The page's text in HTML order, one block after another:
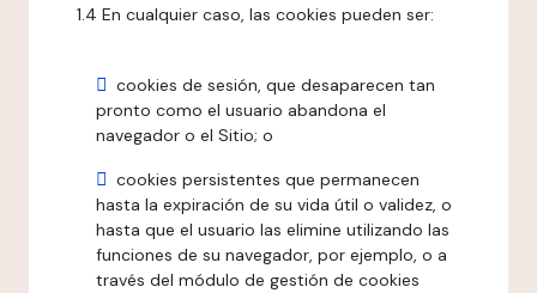
1.4 En cualquier caso, las cookies pueden ser:
cookies de sesión, que desaparecen tan
pronto como el usuario abandona el
navegador o el Sitio; o
cookies persistentes que permanecen
hasta la expiración de su vida útil o validez, o
hasta que el usuario las elimine utilizando las
funciones de su navegador, por ejemplo, o a
través del módulo de gestión de cookies